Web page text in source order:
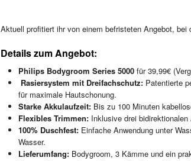
Aktuell profitiert ihr von einem befristeten Angebot,
Details zum Angebot:
Philips Bodygroom Series 5000 für 39,99€
️ Rasiersystem mit Dreifachschutz: Patentierte
für maximale Hautschonung.
Starke Akkulaufzeit: Bis zu 100 Minuten
Flexibles Trimmen: Inklusive drei
100% Duschfest: Einfache Anwendung unter
Wasser.
Lieferumfang: Bodygroom, 3 Kämme und ein